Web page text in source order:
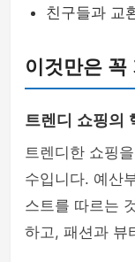
친구들과 교
이것만은 꼭
트렌디 쇼핑의
트렌디한 쇼핑
수입니다. 예산
스트를 따르는
하고, 패션과 뷰